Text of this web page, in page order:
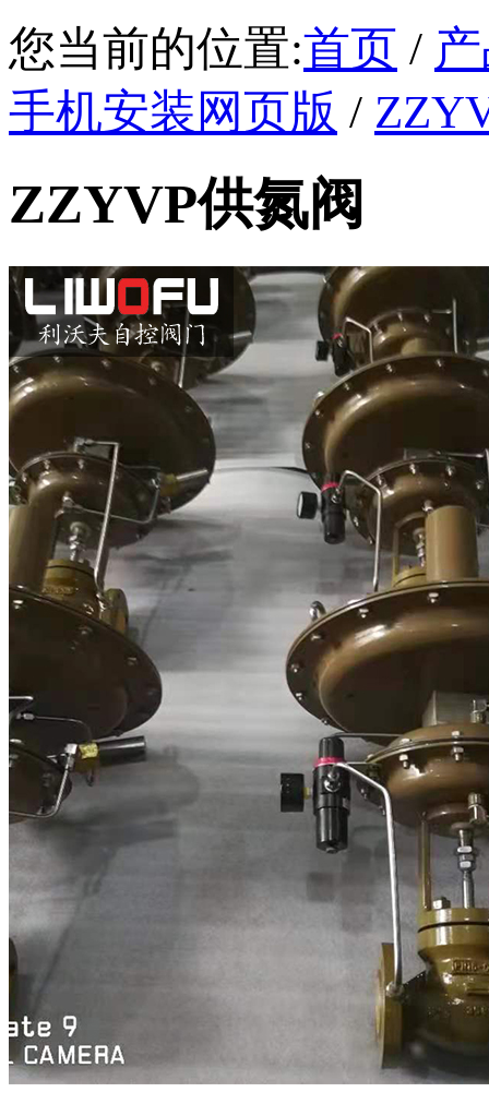
您当前的位置:首页 /
手机安装网页版 /
ZZYVP供氮阀